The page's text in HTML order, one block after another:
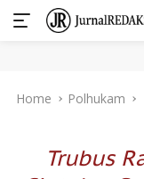
Home Polhukam
Trubus